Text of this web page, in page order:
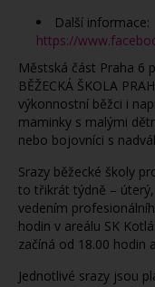
Další informace:
https://
Městská část Praha 6
BĚŽECKÁ ŠKOLA
výkonnostní běžci i
maminky s malými
nebo bojovníci s
Srazy běžecké školy
to třikrát týdně –
vedením
hodin v areálu SK
začíná od 18.00 hodin
Jednotlivé srazy jsou